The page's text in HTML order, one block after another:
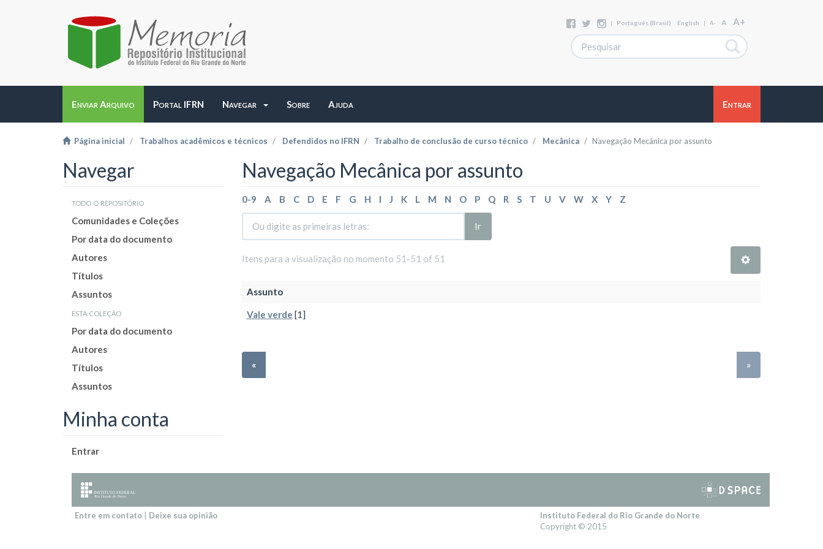
| Português (Brasil) English | A- A A+
Enviar Arquivo Portal IFRN Navegar Sobre Ajuda Entrar
Página inicial Trabalhos acadêmicos e técnicos Defendidos no IFRN Trabalho de conclusão de curso técnico Mecânica Navegação Mecânica por assunto
Navegar
todo o repositório
Comunidades e Coleções
Por data do documento
Autores
Títulos
Assuntos
esta coleção
Por data do documento
Autores
Títulos
Assuntos
Minha conta
Entrar
Navegação Mecânica por assunto
0-9 A B C D E F G H I J K L M N O P Q R S T U V W X Y Z
Ir
Itens para a visualização no momento 51-51 of 51
Assunto
Vale verde [1]
« »
Entre em contato Deixe sua opinião
Instituto Federal do Rio Grande do Norte
Copyright © 2015